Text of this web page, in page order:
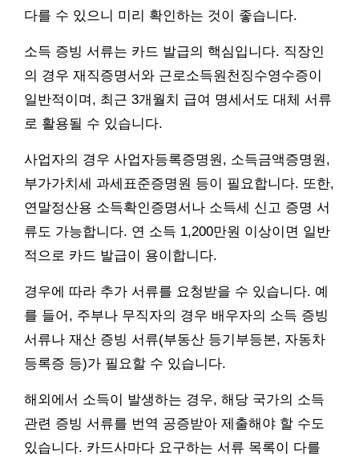
다를 수 있으니 미리 확인하는 것이 좋습니다.
소득 증빙 서류는 카드 발급의 핵심입니다. 직장인
의 경우 재직증명서와 근로소득원천징수영수증이
일반적이며, 최근 3개월치 급여 명세서도 대체 서류
로 활용될 수 있습니다.
사업자의 경우 사업자등록증명원, 소득금액증명원,
부가가치세 과세표준증명원 등이 필요합니다. 또한,
연말정산용 소득확인증명서나 소득세 신고 증명 서
류도 가능합니다. 연 소득 1,200만원 이상이면 일반
적으로 카드 발급이 용이합니다.
경우에 따라 추가 서류를 요청받을 수 있습니다. 예
를 들어, 주부나 무직자의 경우 배우자의 소득 증빙
서류나 재산 증빙 서류(부동산 등기부등본, 자동차
등록증 등)가 필요할 수 있습니다.
해외에서 소득이 발생하는 경우, 해당 국가의 소득
관련 증빙 서류를 번역 공증받아 제출해야 할 수도
있습니다. 카드사마다 요구하는 서류 목록이 다를